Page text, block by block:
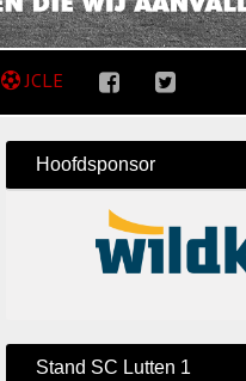
JCLE
Hoofdsponsor
Stand SC Lutten 1